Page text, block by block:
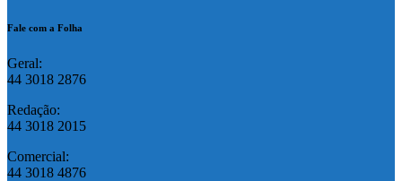
Fale com a Folha
Geral:
44 3018 2876
Redação:
44 3018 2015
Comercial:
44 3018 4876